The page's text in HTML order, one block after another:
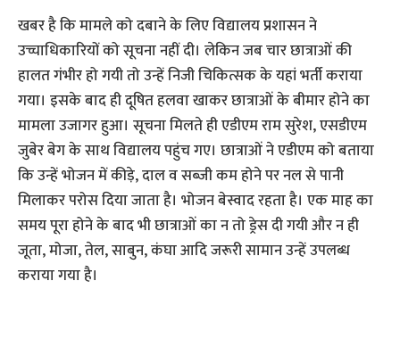
खबर है कि मामले को दबाने के लिए विद्यालय प्रशासन ने
उच्चाधिकारियों को सूचना नहीं दी। लेकिन जब चार छात्राओं की
हालत गंभीर हो गयी तो उन्हें निजी चिकित्सक के यहां भर्ती कराया
गया। इसके बाद ही दूषित हलवा खाकर छात्राओं के बीमार होने का
मामला उजागर हुआ। सूचना मिलते ही एडीएम राम सुरेश, एसडीएम
जुबेर बेग के साथ विद्यालय पहुंच गए। छात्राओं ने एडीएम को बताया
कि उन्हें भोजन में कीड़े, दाल व सब्जी कम होने पर नल से पानी
मिलाकर परोस दिया जाता है। भोजन बेस्वाद रहता है। एक माह का
समय पूरा होने के बाद भी छात्राओं का न तो ड्रेस दी गयी और न ही
जूता, मोजा, तेल, साबुन, कंघा आदि जरूरी सामान उन्हें उपलब्ध
कराया गया है।